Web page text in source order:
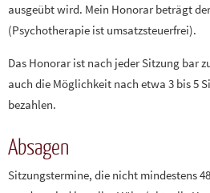
ausgeübt wird. Mein Honorar beträgt
(Psychotherapie ist umsatzsteuerfrei).
Das Honorar ist nach jeder Sitzung bar
auch die Möglichkeit nach etwa 3 bis 5
bezahlen.
Absagen
Sitzungstermine, die nicht mindestens